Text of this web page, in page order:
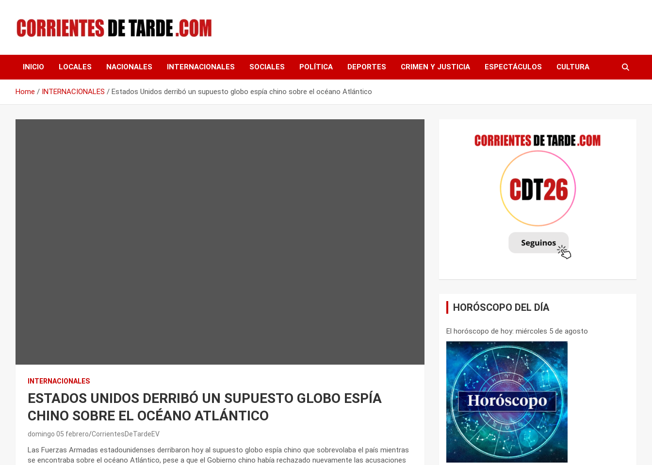
content
CORRIENTES DE
TARDE
INICIO LOCALES NACIONALES INTERNACIONALES SOCIALES POLÍTICA DEPORTES CRIMEN Y JUSTICIA ESPECTÁCULOS CULTURA
Home INTERNACIONALES Estados Unidos derribó un supuesto globo espía chino sobre el océano Atlántico
INTERNACIONALES
ESTADOS UNIDOS DERRIBÓ UN SUPUESTO GLOBO ESPÍA
CHINO SOBRE EL OCÉANO ATLÁNTICO
domingo 05 febrero CorrientesDeTardeEV
Las Fuerzas Armadas estadounidenses derribaron hoy al supuesto globo espía chino que sobrevolaba el país mientras
se encontraba sobre el océano Atlántico, pese a que el Gobierno chino había rechazado nuevamente las acusaciones
HORÓSCOPO DEL DÍA
El horóscopo de hoy: miércoles 5 de agosto